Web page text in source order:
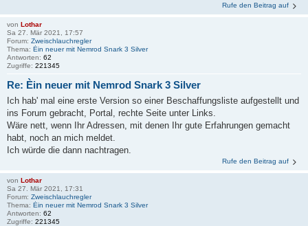
Rufe den Beitrag auf
von Lothar
Sa 27. Mär 2021, 17:57
Forum: Zweischlauchregler
Thema: Èin neuer mit Nemrod Snark 3 Silver
Antworten: 62
Zugriffe: 221345
Re: Èin neuer mit Nemrod Snark 3 Silver
Ich hab' mal eine erste Version so einer Beschaffungsliste aufgestellt und
ins Forum gebracht, Portal, rechte Seite unter Links.
Wäre nett, wenn Ihr Adressen, mit denen Ihr gute Erfahrungen gemacht
habt, noch an mich meldet.
Ich würde die dann nachtragen.
Rufe den Beitrag auf
von Lothar
Sa 27. Mär 2021, 17:31
Forum: Zweischlauchregler
Thema: Èin neuer mit Nemrod Snark 3 Silver
Antworten: 62
Zugriffe: 221345